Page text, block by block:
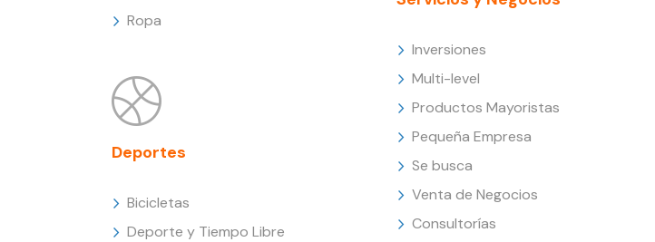
Ropa
Deportes
Bicicletas
Deporte y Tiempo Libre
Inversiones
Multi-level
Productos Mayoristas
Pequeña Empresa
Se busca
Venta de Negocios
Consultorías